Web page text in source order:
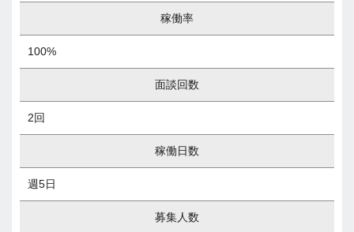
稼働率
100%
面談回数
2回
稼働日数
週5日
募集人数